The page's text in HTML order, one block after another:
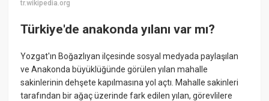
tr.wikipedia.org
Türkiye'de anakonda yılanı var mı?
Yozgat'ın Boğazlıyan ilçesinde sosyal medyada paylaşılan
ve Anakonda büyüklüğünde görülen yılan mahalle
sakinlerinin dehşete kapılmasına yol açtı. Mahalle sakinleri
tarafından bir ağaç üzerinde fark edilen yılan, görevlilere